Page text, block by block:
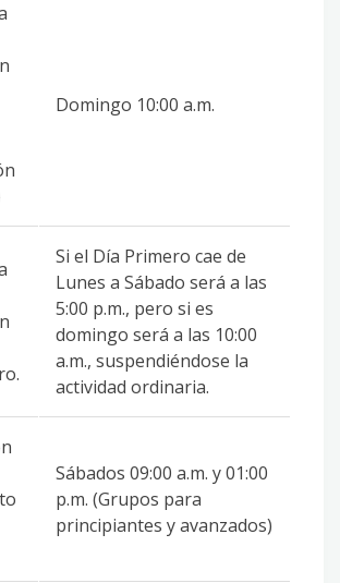
Domingo 10:00 a.m.
Si el Día Primero cae de
Lunes a Sábado será a las
5:00 p.m., pero si es
domingo será a las 10:00
a.m., suspendiéndose la
actividad ordinaria.
Sábados 09:00 a.m. y 01:00
p.m. (Grupos para
principiantes y avanzados)